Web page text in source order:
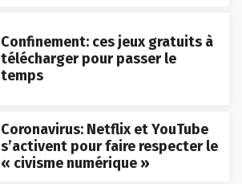
Confinement: ces jeux gratuits à
télécharger pour passer le
temps
Coronavirus: Netflix et YouTube
s’activent pour faire respecter le
« civisme numérique »